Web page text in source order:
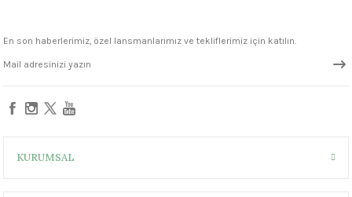
En son haberlerimiz, özel lansmanlarımız ve tekliflerimiz için katılın.
KURUMSAL